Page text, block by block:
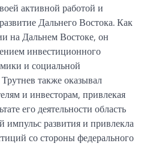
активной работой и
Дальнего Востока. Как
на Дальнем Востоке, он
инвестиционного
и социальной
также оказывал
и инвесторам, привлекая
его деятельности область
развития и привлекла
со стороны федерального